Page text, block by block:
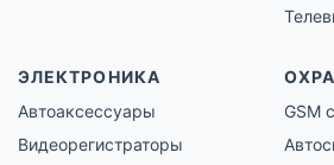
ЭЛЕКТРОНИКА
Автоаксессуары
Видеорегистраторы
GSM